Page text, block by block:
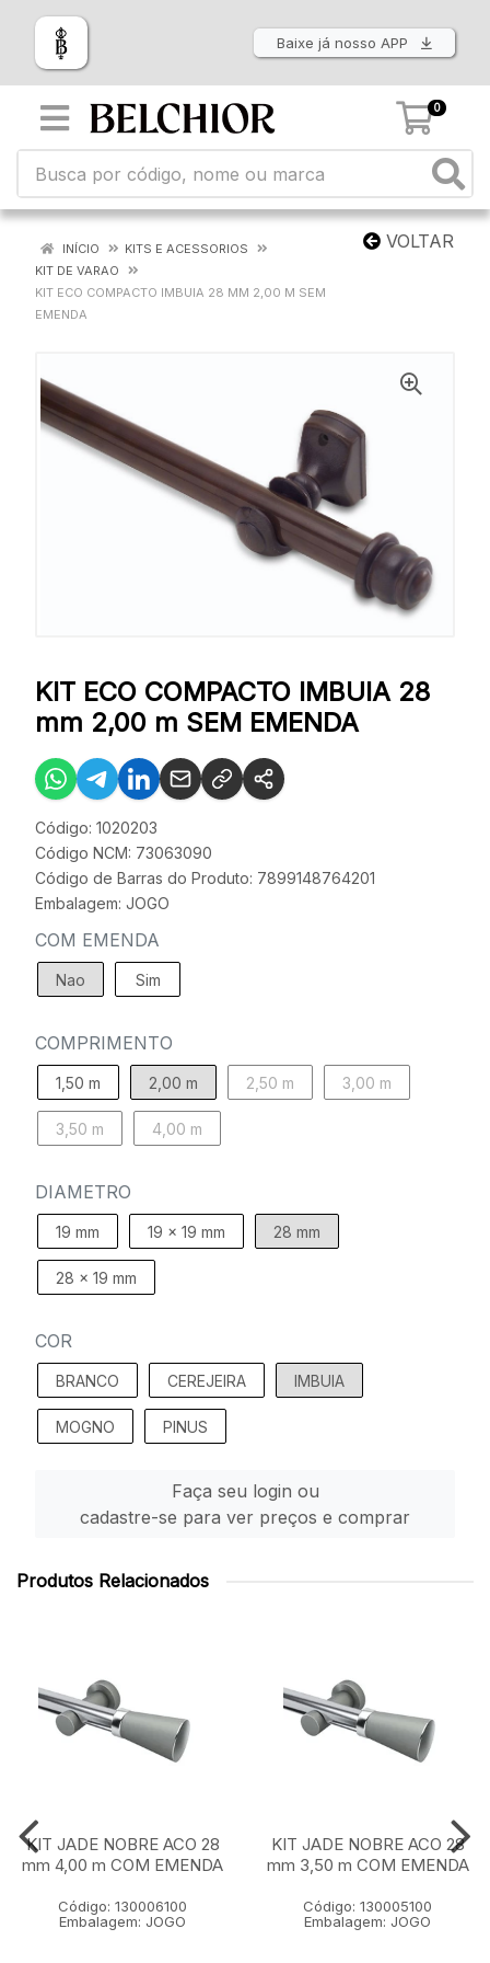
Baixe já nosso APP
0
VOLTAR
INÍCIO
KITS E ACESSORIOS
KIT DE VARAO
KIT ECO COMPACTO IMBUIA 28 MM 2,00 M SEM
EMENDA
KIT ECO COMPACTO IMBUIA 28
mm 2,00 m SEM EMENDA
Código: 1020203
Código NCM: 73063090
Código de Barras do Produto: 7899148764201
Embalagem: JOGO
COM EMENDA
Nao Sim
COMPRIMENTO
1,50 m 2,00 m 2,50 m 3,00 m
3,50 m 4,00 m
DIAMETRO
19 mm 19 x 19 mm 28 mm
28 x 19 mm
COR
BRANCO CEREJEIRA IMBUIA
MOGNO PINUS
Faça seu login ou
cadastre-se para ver preços e comprar
Produtos Relacionados
KIT JADE NOBRE ACO 28
mm 4,00 m COM EMENDA
Código: 130006100
Embalagem: JOGO
KIT JADE NOBRE ACO 28
mm 3,50 m COM EMENDA
Código: 130005100
Embalagem: JOGO